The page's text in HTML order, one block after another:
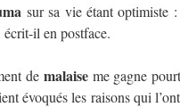
sur sa vie étant optimiste
écrit-il en postface.
de malaiseme gagne
évoqués les raisons qui